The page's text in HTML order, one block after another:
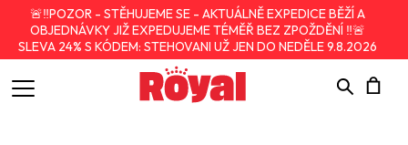
🚨‼️POZOR - STĚHUJEME SE - AKTUÁLNĚ EXPEDICE BĚŽÍ A
OBJEDNÁVKY JIŽ EXPEDUJEME TÉMĚŘ BEZ ZPOŽDĚNÍ ‼️🚨
SLEVA 24% S KÓDEM: STEHOVANI UŽ JEN DO NEDĚLE 9.8.2026
Hledat